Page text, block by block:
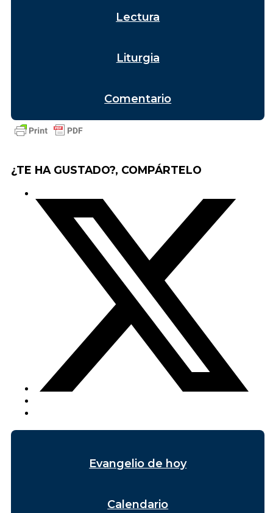
Lectura
Liturgia
Comentario
¿TE HA GUSTADO?, COMPÁRTELO
Evangelio de hoy
Calendario